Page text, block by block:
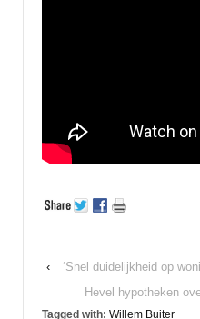
‹
‘Snel duidelijkheid op
Hevel hypotheken
Tagged with: Willem Buiter